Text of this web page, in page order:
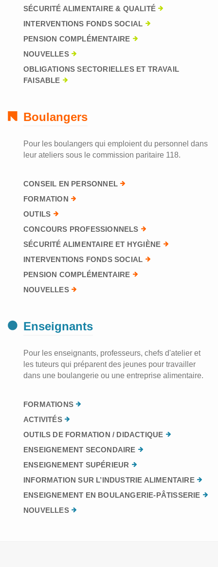
SÉCURITÉ ALIMENTAIRE & QUALITÉ
INTERVENTIONS FONDS SOCIAL
PENSION COMPLÉMENTAIRE
NOUVELLES
OBLIGATIONS SECTORIELLES ET TRAVAIL
FAISABLE
Boulangers
Pour les boulangers qui emploient du personnel dans
leur ateliers sous le commission paritaire 118.
CONSEIL EN PERSONNEL
FORMATION
OUTILS
CONCOURS PROFESSIONNELS
SÉCURITÉ ALIMENTAIRE ET HYGIÈNE
INTERVENTIONS FONDS SOCIAL
PENSION COMPLÉMENTAIRE
NOUVELLES
Enseignants
Pour les enseignants, professeurs, chefs d'atelier et
les tuteurs qui préparent des jeunes pour travailler
dans une boulangerie ou une entreprise alimentaire.
FORMATIONS
ACTIVITÉS
OUTILS DE FORMATION / DIDACTIQUE
ENSEIGNEMENT SECONDAIRE
ENSEIGNEMENT SUPÉRIEUR
INFORMATION SUR L’INDUSTRIE ALIMENTAIRE
ENSEIGNEMENT EN BOULANGERIE-PÂTISSERIE
NOUVELLES